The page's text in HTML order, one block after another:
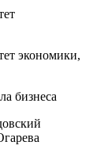
экономики,
бизнеса